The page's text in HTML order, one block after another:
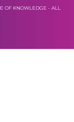
OF KNOWLEDGE - ALL